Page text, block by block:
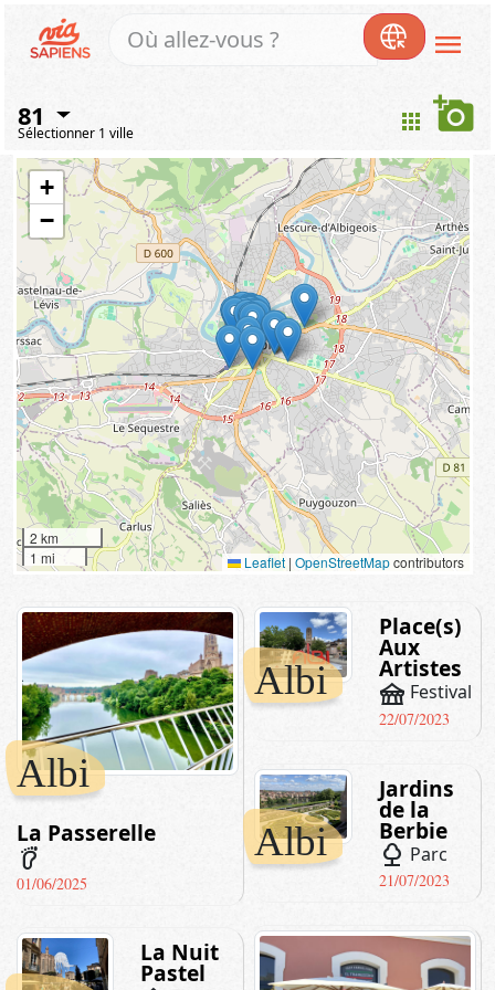
menu
81
Sélectionner 1 ville apps add_a_photo
+
−
2 km
1 mi
Leaflet | OpenStreetMapcontributors
Albi
La Passerelle
barefoot
01/06/2025
La Nuit
Pastel
Albi
Place(s)
Aux
Artistes
festival Festival
22/07/2023
Albi
Jardins
de la
Berbie
nature Parc
21/07/2023